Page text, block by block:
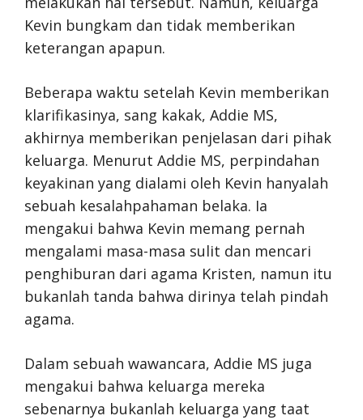
Kevin bungkam dan tidak memberikan
keterangan apapun.
Beberapa waktu setelah Kevin memberikan
klarifikasinya, sang kakak, Addie MS,
akhirnya memberikan penjelasan dari pihak
keluarga. Menurut Addie MS, perpindahan
keyakinan yang dialami oleh Kevin hanyalah
sebuah kesalahpahaman belaka. Ia
mengakui bahwa Kevin memang pernah
mengalami masa-masa sulit dan mencari
penghiburan dari agama Kristen, namun itu
bukanlah tanda bahwa dirinya telah pindah
agama.
Dalam sebuah wawancara, Addie MS juga
mengakui bahwa keluarga mereka
sebenarnya bukanlah keluarga yang taat